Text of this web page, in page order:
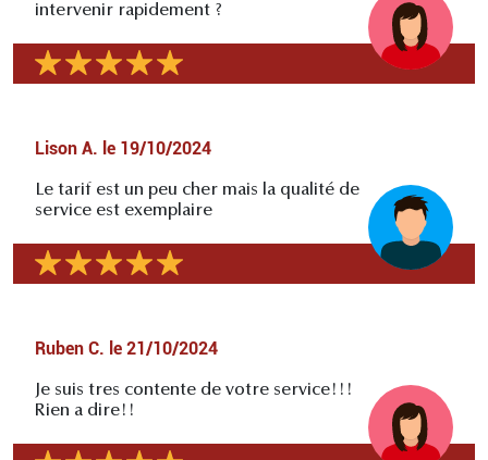
intervenir rapidement ?
Lison A. le 19/10/2024
Le tarif est un peu cher mais la qualité de
service est exemplaire
Ruben C. le 21/10/2024
Je suis tres contente de votre service!!!
Rien a dire!!